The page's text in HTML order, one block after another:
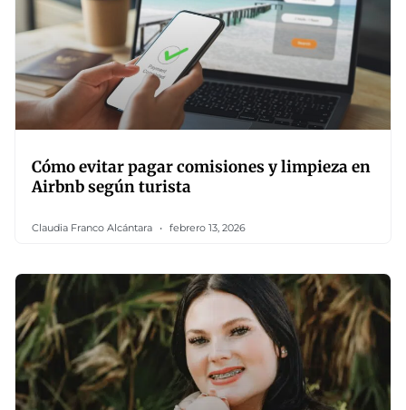
Cómo evitar pagar comisiones y limpieza en
Airbnb según turista
Claudia Franco Alcántara febrero 13, 2026